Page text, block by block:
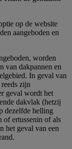
op de website
aangeboden en
worden
van dakpannen en
In geval van
zijn
geval wordt het
dakvlak (hetzij
dezelfde helling
of ertussenin of als
het geval van een